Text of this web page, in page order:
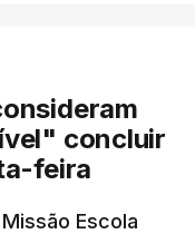
concluir
feira
Escola